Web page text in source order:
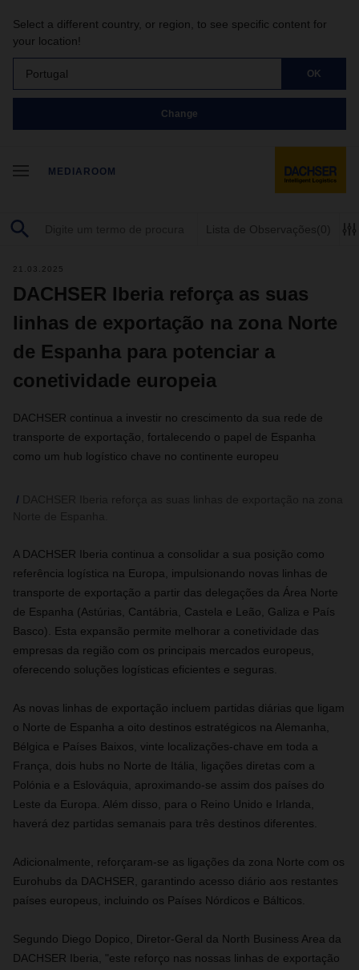
Select a different country, or region, to see specific content for
your location!
Portugal OK
Change
MEDIAROOM
Lista de Observações (0)
21.03.2025
DACHSER Iberia reforça as suas
linhas de exportação na zona Norte
de Espanha para potenciar a
conetividade europeia
DACHSER continua a investir no crescimento da sua rede de
transporte de exportação, fortalecendo o papel de Espanha
como um hub logístico chave no continente europeu
A DACHSER Iberia continua a consolidar a sua posição como
referência logística na Europa, impulsionando novas linhas de
transporte de exportação a partir das delegações da Área Norte
de Espanha (Astúrias, Cantábria, Castela e Leão, Galiza e País
Basco). Esta expansão permite melhorar a conetividade das
empresas da região com os principais mercados europeus,
oferecendo soluções logísticas eficientes e seguras.
As novas linhas de exportação incluem partidas diárias que ligam
o Norte de Espanha a oito destinos estratégicos na Alemanha,
Bélgica e Países Baixos, vinte localizações-chave em toda a
França, dois hubs no Norte de Itália, ligações diretas com a
Polónia e a Eslováquia, aproximando-se assim dos países do
Leste da Europa. Além disso, para o Reino Unido e Irlanda,
haverá dez partidas semanais para três destinos diferentes.
Adicionalmente, reforçaram-se as ligações da zona Norte com os
Eurohubs da DACHSER, garantindo acesso diário aos restantes
países europeus, incluindo os Países Nórdicos e Bálticos.
Segundo Diego Dopico, Diretor-Geral da North Business Area da
DACHSER Iberia, "este reforço nas nossas linhas de exportação